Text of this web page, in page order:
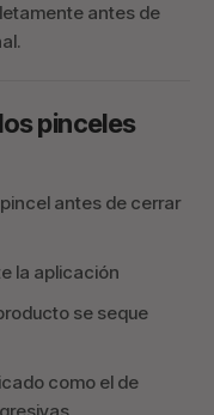
antes de
pinceles
antes de cerrar
la aplicación
se seque
como el de